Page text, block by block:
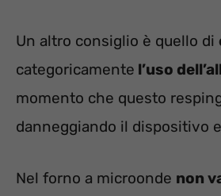
Un altro consiglio è quello di
categoricamente l’uso
momento che questo
danneggiando il dispositivo
Nel forno a microonde non